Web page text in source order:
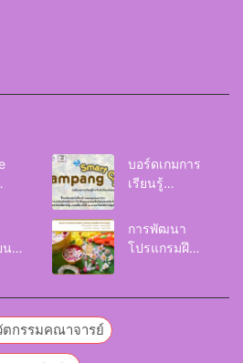
บอร์ดเกมการ
เรียนรู้
Smart City
นรู้
การพัฒนา
โปรแกรมฝึก
ตกรรมคณาจารย์